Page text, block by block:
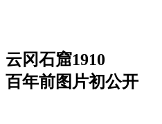
云冈石窟1910
百年前图片初公开